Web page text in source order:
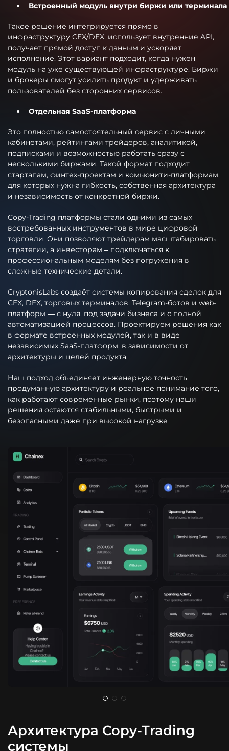
Встроенный модуль внутри биржи или терминала
Такое решение интегрируется прямо в
инфраструктуру CEX/DEX, использует внутренние API,
получает прямой доступ к данным и ускоряет
исполнение. Этот вариант подходит, когда нужен
модуль на уже существующей инфраструктуре. Биржи
и брокеры смогут усилить продукт и удерживать
пользователей без сторонних сервисов.
Отдельная SaaS-платформа
Это полностью самостоятельный сервис с личными
кабинетами, рейтингами трейдеров, аналитикой,
подписками и возможностью работать сразу с
несколькими биржами. Такой формат подходит
стартапам, финтех-проектам и комьюнити-платформам,
для которых нужна гибкость, собственная архитектура
и независимость от конкретной биржи.
Copy-Trading платформы стали одними из самых
востребованных инструментов в мире цифровой
торговли. Они позволяют трейдерам масштабировать
стратегии, а инвесторам – подключаться к
профессиональным моделям без погружения в
сложные технические детали.
CryptonisLabs создаёт системы копирования сделок для
CEX, DEX, торговых терминалов, Telegram-ботов и web-
платформ — с нуля, под задачи бизнеса и с полной
автоматизацией процессов. Проектируем решения как
в формате встроенных модулей, так и в виде
независимых SaaS-платформ, в зависимости от
архитектуры и целей продукта.
Наш подход объединяет инженерную точность,
продуманную архитектуру и реальное понимание того,
как работают современные рынки, поэтому наши
решения остаются стабильными, быстрыми и
безопасными даже при высокой нагрузке
Архитектура Copy-Trading
системы